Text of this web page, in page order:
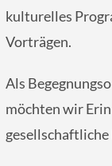
kulturelles
Vorträgen.
Als
möchten wir